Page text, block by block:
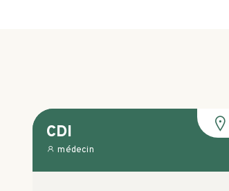
CDI
médecin